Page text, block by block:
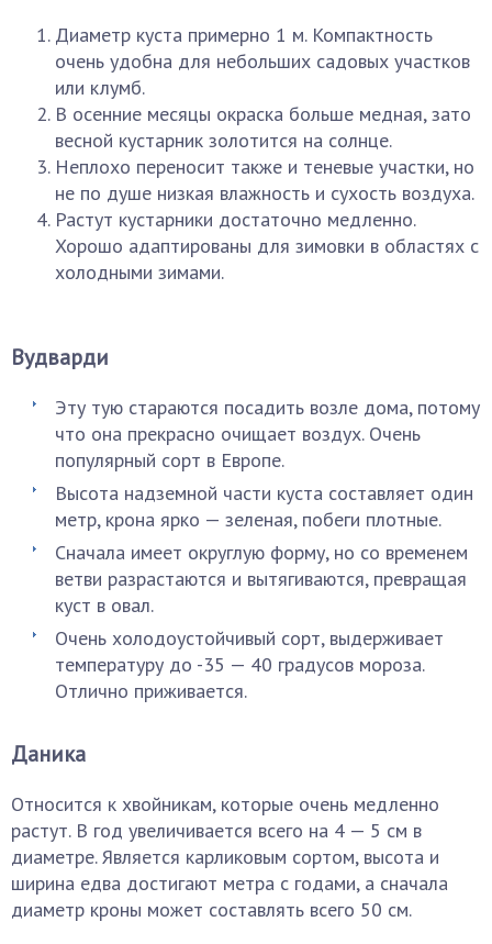
Диаметр куста примерно 1 м. Компактность
очень удобна для небольших садовых участков
или клумб.
В осенние месяцы окраска больше медная, зато
весной кустарник золотится на солнце.
Неплохо переносит также и теневые участки, но
не по душе низкая влажность и сухость воздуха.
Растут кустарники достаточно медленно.
Хорошо адаптированы для зимовки в областях с
холодными зимами.
Вудварди
Эту тую стараются посадить возле дома, потому
что она прекрасно очищает воздух. Очень
популярный сорт в Европе.
Высота надземной части куста составляет один
метр, крона ярко — зеленая, побеги плотные.
Сначала имеет округлую форму, но со временем
ветви разрастаются и вытягиваются, превращая
куст в овал.
Очень холодоустойчивый сорт, выдерживает
температуру до -35 — 40 градусов мороза.
Отлично приживается.
Даника
Относится к хвойникам, которые очень медленно
растут. В год увеличивается всего на 4 — 5 см в
диаметре. Является карликовым сортом, высота и
ширина едва достигают метра с годами, а сначала
диаметр кроны может составлять всего 50 см.